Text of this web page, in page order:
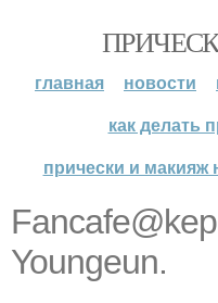
главная новости
как делать
прически и макияж
Youngeun.